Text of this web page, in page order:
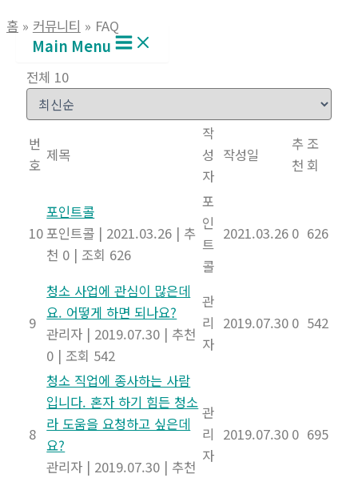
Main Menu
홈 커뮤니티 FAQ
전체 10
번
호
제목
작
성
자
작성일
추
천
조
회
10
포인트콜
포인트콜 | 2021.03.26 | 추
천 0 | 조회 626
포
인
트
콜
2021.03.26 0 626
9
청소 사업에 관심이 많은데
요. 어떻게 하면 되나요?
관리자 | 2019.07.30 | 추천
0 | 조회 542
관
리
자
2019.07.30 0 542
8
청소 직업에 종사하는 사람
입니다. 혼자 하기 힘든 청소
라 도움을 요청하고 싶은데
요?
관리자 | 2019.07.30 | 추천
관
리
자
2019.07.30 0 695